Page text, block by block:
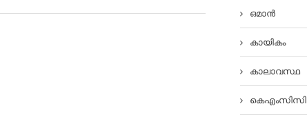
ഒമാൻ
കായികം
കാലാവസ്ഥ
കെഎംസിസി